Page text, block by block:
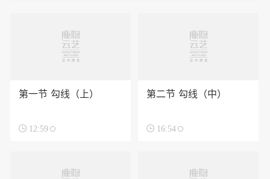
第一节 勾线（上）
 12:59
第二节 勾线（中）
 16:54